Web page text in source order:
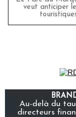
veut anticiper
Au-delà du
directeurs